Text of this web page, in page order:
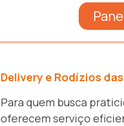
Delivery e Rodízios
Para quem busca
oferecem serviço